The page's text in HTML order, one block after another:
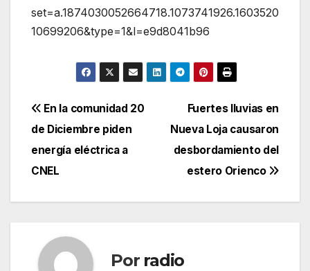
set=a.1874030052664718.1073741926.1603520
10699206&type=1&l=e9d8041b96
Navegación
de
entradas
Fuertes lluvias en
Nueva Loja causaron
desbordamiento del
estero Orienco
En la comunidad 20
de Diciembre piden
energía eléctrica a
CNEL
Por radio